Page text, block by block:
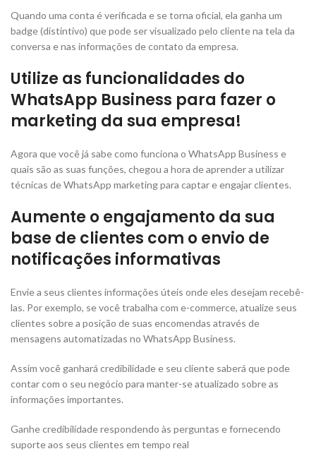
Quando uma conta é verificada e se torna oficial, ela ganha um
badge (distintivo) que pode ser visualizado pelo cliente na tela da
conversa e nas informações de contato da empresa.
Utilize as funcionalidades do
WhatsApp Business para fazer o
marketing da sua empresa!
Agora que você já sabe como funciona o WhatsApp Business e
quais são as suas funções, chegou a hora de aprender a utilizar
técnicas de WhatsApp marketing para captar e engajar clientes.
Aumente o engajamento da sua
base de clientes com o envio de
notificações informativas
Envie a seus clientes informações úteis onde eles desejam recebê-
las. Por exemplo, se você trabalha com e-commerce, atualize seus
clientes sobre a posição de suas encomendas através de
mensagens automatizadas no WhatsApp Business.
Assim você ganhará credibilidade e seu cliente saberá que pode
contar com o seu negócio para manter-se atualizado sobre as
informações importantes.
Ganhe credibilidade respondendo às perguntas e fornecendo
suporte aos seus clientes em tempo real